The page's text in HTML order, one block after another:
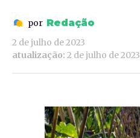
por Redação
2 de julho de 2023
atualização: 2 de julho de 2023